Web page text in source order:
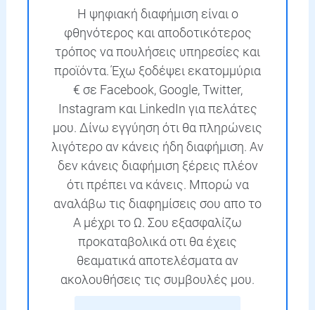
Η ψηφιακή διαφήμιση είναι ο
φθηνότερος και αποδοτικότερος
τρόπος να πουλήσεις υπηρεσίες και
προϊόντα. Έχω ξοδέψει εκατομμύρια
€ σε Facebook, Google, Twitter,
Instagram και LinkedIn για πελάτες
μου. Δίνω εγγύηση ότι θα πληρώνεις
λιγότερο αν κάνεις ήδη διαφήμιση. Αν
δεν κάνεις διαφήμιση ξέρεις πλέον
ότι πρέπει να κάνεις. Μπορώ να
αναλάβω τις διαφημίσεις σου απο το
Α μέχρι το Ω. Σου εξασφαλίζω
προκαταβολικά οτι θα έχεις
θεαματικά αποτελέσματα αν
ακολουθήσεις τις συμβουλές μου.